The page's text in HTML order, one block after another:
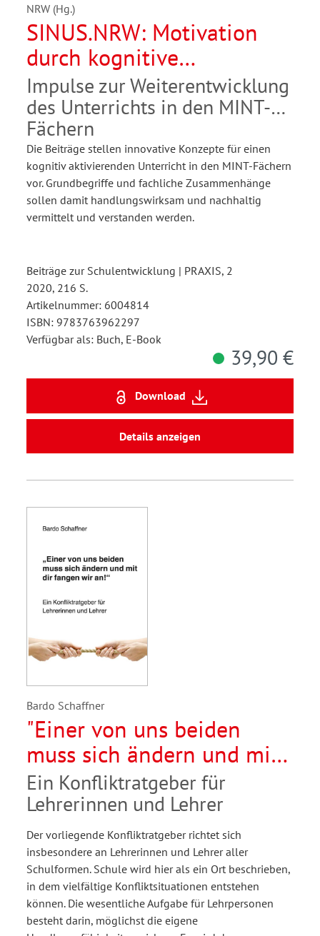
NRW (Hg.)
SINUS.NRW: Motivation
durch kognitive
Aktivierung
Impulse zur Weiterentwicklung
des Unterrichts in den MINT-
Fächern
Die Beiträge stellen innovative Konzepte für einen
kognitiv aktivierenden Unterricht in den MINT-Fächern
vor. Grundbegriffe und fachliche Zusammenhänge
sollen damit handlungswirksam und nachhaltig
vermittelt und verstanden werden.
Beiträge zur Schulentwicklung | PRAXIS, 2
2020, 216 S.
Artikelnummer: 6004814
ISBN: 9783763962297
Verfügbar als: Buch, E-Book
39,90 €
Download
Details anzeigen
Bardo Schaffner
"Einer von uns beiden
muss sich ändern und mit
dir fangen wir an"
Ein Konfliktratgeber für
Lehrerinnen und Lehrer
Der vorliegende Konfliktratgeber richtet sich
insbesondere an Lehrerinnen und Lehrer aller
Schulformen. Schule wird hier als ein Ort beschrieben,
in dem vielfältige Konfliktsituationen entstehen
können. Die wesentliche Aufgabe für Lehrpersonen
besteht darin, möglichst die eigene